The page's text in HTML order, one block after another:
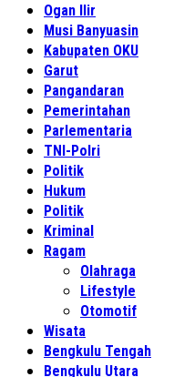
Ogan Ilir
Musi Banyuasin
Kabupaten OKU
Garut
Pangandaran
Pemerintahan
Parlementaria
TNI-Polri
Politik
Hukum
Politik
Kriminal
Ragam
Olahraga
Lifestyle
Otomotif
Wisata
Bengkulu Tengah
Bengkulu Utara